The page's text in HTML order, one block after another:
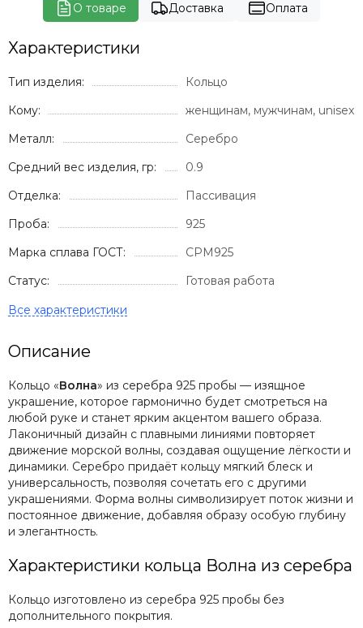
О товаре Доставка Оплата
Характеристики
Тип изделия:
Кольцо
Кому:
женщинам, мужчинам, unisex
Металл:
Серебро
Средний вес изделия, гр:
0.9
Отделка:
Пассивация
Проба:
925
Марка сплава ГОСТ:
СРМ925
Статус:
Готовая работа
Описание
Кольцо «Волна» из серебра 925 пробы — изящное
украшение, которое гармонично будет смотреться на
любой руке и станет ярким акцентом вашего образа.
Лаконичный дизайн с плавными линиями повторяет
движение морской волны, создавая ощущение лёгкости и
динамики. Серебро придаёт кольцу мягкий блеск и
универсальность, позволяя сочетать его с другими
украшениями. Форма волны символизирует поток жизни и
постоянное движение, добавляя образу особую глубину
и элегантность.
Характеристики кольца Волна из серебра
Кольцо изготовлено из серебра 925 пробы без
дополнительного покрытия.